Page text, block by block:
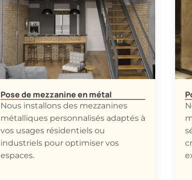
Pose de mezzanine en métal
Nous installons des mezzanines
métalliques personnalisés adaptés à
vos usages résidentiels ou
industriels pour optimiser vos
espaces.